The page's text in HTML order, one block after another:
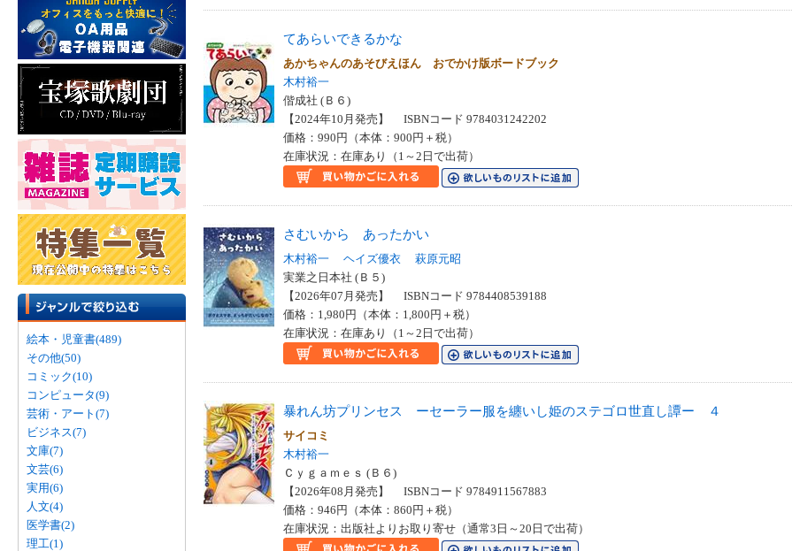
絵本・児童書(489)
その他(50)
コミック(10)
コンピュータ(9)
芸術・アート(7)
ビジネス(7)
文庫(7)
文芸(6)
実用(6)
人文(4)
医学書(2)
理工(1)
てあらいできるかな
あかちゃんのあそびえほん おでかけ版ボードブック
木村裕一
偕成社 (Ｂ６)
【2024年10月発売】 ISBNコード 9784031242202
価格：990円（本体：900円＋税）
在庫状況：在庫あり（1～2日で出荷）
さむいから あったかい
木村裕一 ヘイズ優衣
萩原元昭
実業之日本社 (Ｂ５)
【2026年07月発売】 ISBNコード 9784408539188
価格：1,980円（本体：1,800円＋税）
在庫状況：在庫あり（1～2日で出荷）
暴れん坊プリンセス ーセーラー服を纏いし姫のステゴロ世直し譚ー ４
サイコミ
木村裕一
Ｃｙｇａｍｅｓ (Ｂ６)
【2026年08月発売】 ISBNコード 9784911567883
価格：946円（本体：860円＋税）
在庫状況：出版社よりお取り寄せ（通常3日～20日で出荷）